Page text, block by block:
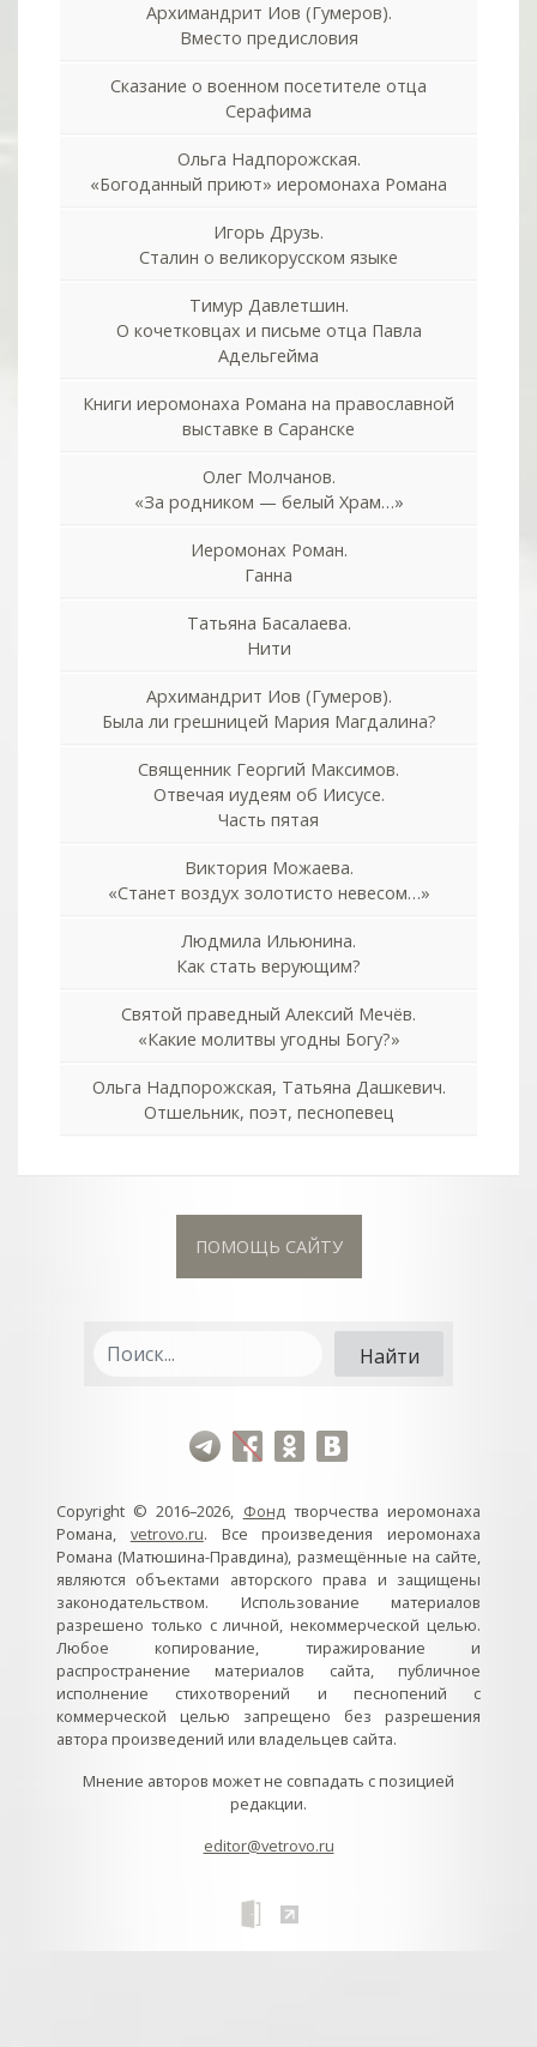
Архимандрит Иов (Гумеров).
Вместо предисловия
Сказание о военном посетителе отца
Серафима
Ольга Надпорожская.
«Богоданный приют» иеромонаха Романа
Игорь Друзь.
Сталин о великорусском языке
Тимур Давлетшин.
О кочетковцах и письме отца Павла
Адельгейма
Книги иеромонаха Романа на православной
выставке в Саранске
Олег Молчанов.
«За родником — белый Храм…»
Иеромонах Роман.
Ганна
Татьяна Басалаева.
Нити
Архимандрит Иов (Гумеров).
Была ли грешницей Мария Магдалина?
Священник Георгий Максимов.
Отвечая иудеям об Иисусе.
Часть пятая
Виктория Можаева.
«Станет воздух золотисто невесом…»
Людмила Ильюнина.
Как стать верующим?
Святой праведный Алексий Мечёв.
«Какие молитвы угодны Богу?»
Ольга Надпорожская, Татьяна Дашкевич.
Отшельник, поэт, песнопевец
ПОМОЩЬ САЙТУ
Copyright © 2016–2026, Фондтворчества иеромонаха
Романа, vetrovo.ru. Все произведения иеромонаха
Романа (Матюшина-Правдина), размещённые на сайте,
являются объектами авторского права и защищены
законодательством. Использование материалов
разрешено только с личной, некоммерческой целью.
Любое копирование, тиражирование и
распространение материалов сайта, публичное
исполнение стихотворений и песнопений с
коммерческой целью запрещено без разрешения
автора произведений или владельцев сайта.
Мнение авторов может не совпадать с позицией
редакции.
editor@vetrovo.ru